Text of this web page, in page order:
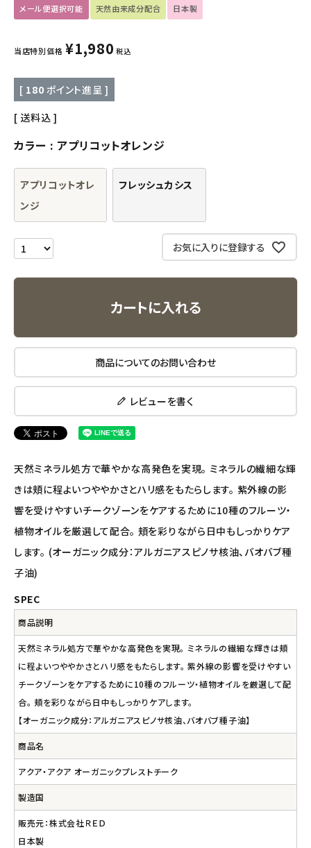
キッズ・ベビー・マタニティ
キッチン用品
フード・ドリンク
ブランド
定期購入
オリジナルブランド
ナチュラムーン
エコリュクス
コラム・スタッフのおすすめ
ご利用ガイド等
アカウント情報
meeting_room ログイン person 会員登録
メール便選択可能 天然由来成分配合 日本製
当店特別価格 ¥1,980 税込
[ 180 ポイント進呈 ]
送料込
カラー アプリコットオレンジ
アプリコットオレ
ンジ
フレッシュカシス
お気に入りに登録する
カートに入れる
商品についてのお問い合わせ
レビューを書く
天然ミネラル処方で華やかな高発色を実現。 ミネラルの繊細な輝
きは頬に程よいつややかさとハリ感をもたらします。 紫外線の影
響を受けやすいチークゾーンをケアするために10種のフルーツ・
植物オイルを厳選して配合。 頬を彩りながら日中もしっかりケア
します。 (オーガニック成分：アルガニアスピノサ核油、バオバブ種
子油)
SPEC
商品説明
天然ミネラル処方で華やかな高発色を実現。 ミネラルの繊細な輝きは頬
に程よいつややかさとハリ感をもたらします。 紫外線の影響を受けやすい
チークゾーンをケアするために10種のフルーツ・植物オイルを厳選して配
合。 頬を彩りながら日中もしっかりケアします。
【オーガニック成分：アルガニアスピノサ核油、バオバブ種子油】
商品名
アクア・アクア オーガニックプレストチーク
製造国
販売元：株式会社ＲＥＤ
日本製